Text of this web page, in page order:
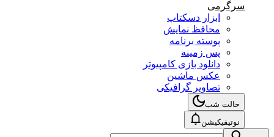
سرگرمی
ابزار دسکتاپ
محافظ نمایش
پوسته برنامه
پس زمینه
دانلود بازی کامپیوتر
عکس ماشین
تصاویر گرافیکی
حالت شب
نوتیفیکیشن